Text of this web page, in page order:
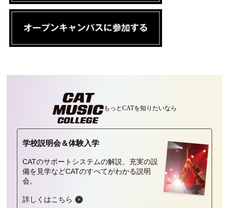
CAT BOARD
もっとCATを知りたいなら
学校説明会＆体験入学
CATのサポートシステムの解説、充実の設
備を見学などCATのすべてがわかる説明
会。
詳しくはこちら